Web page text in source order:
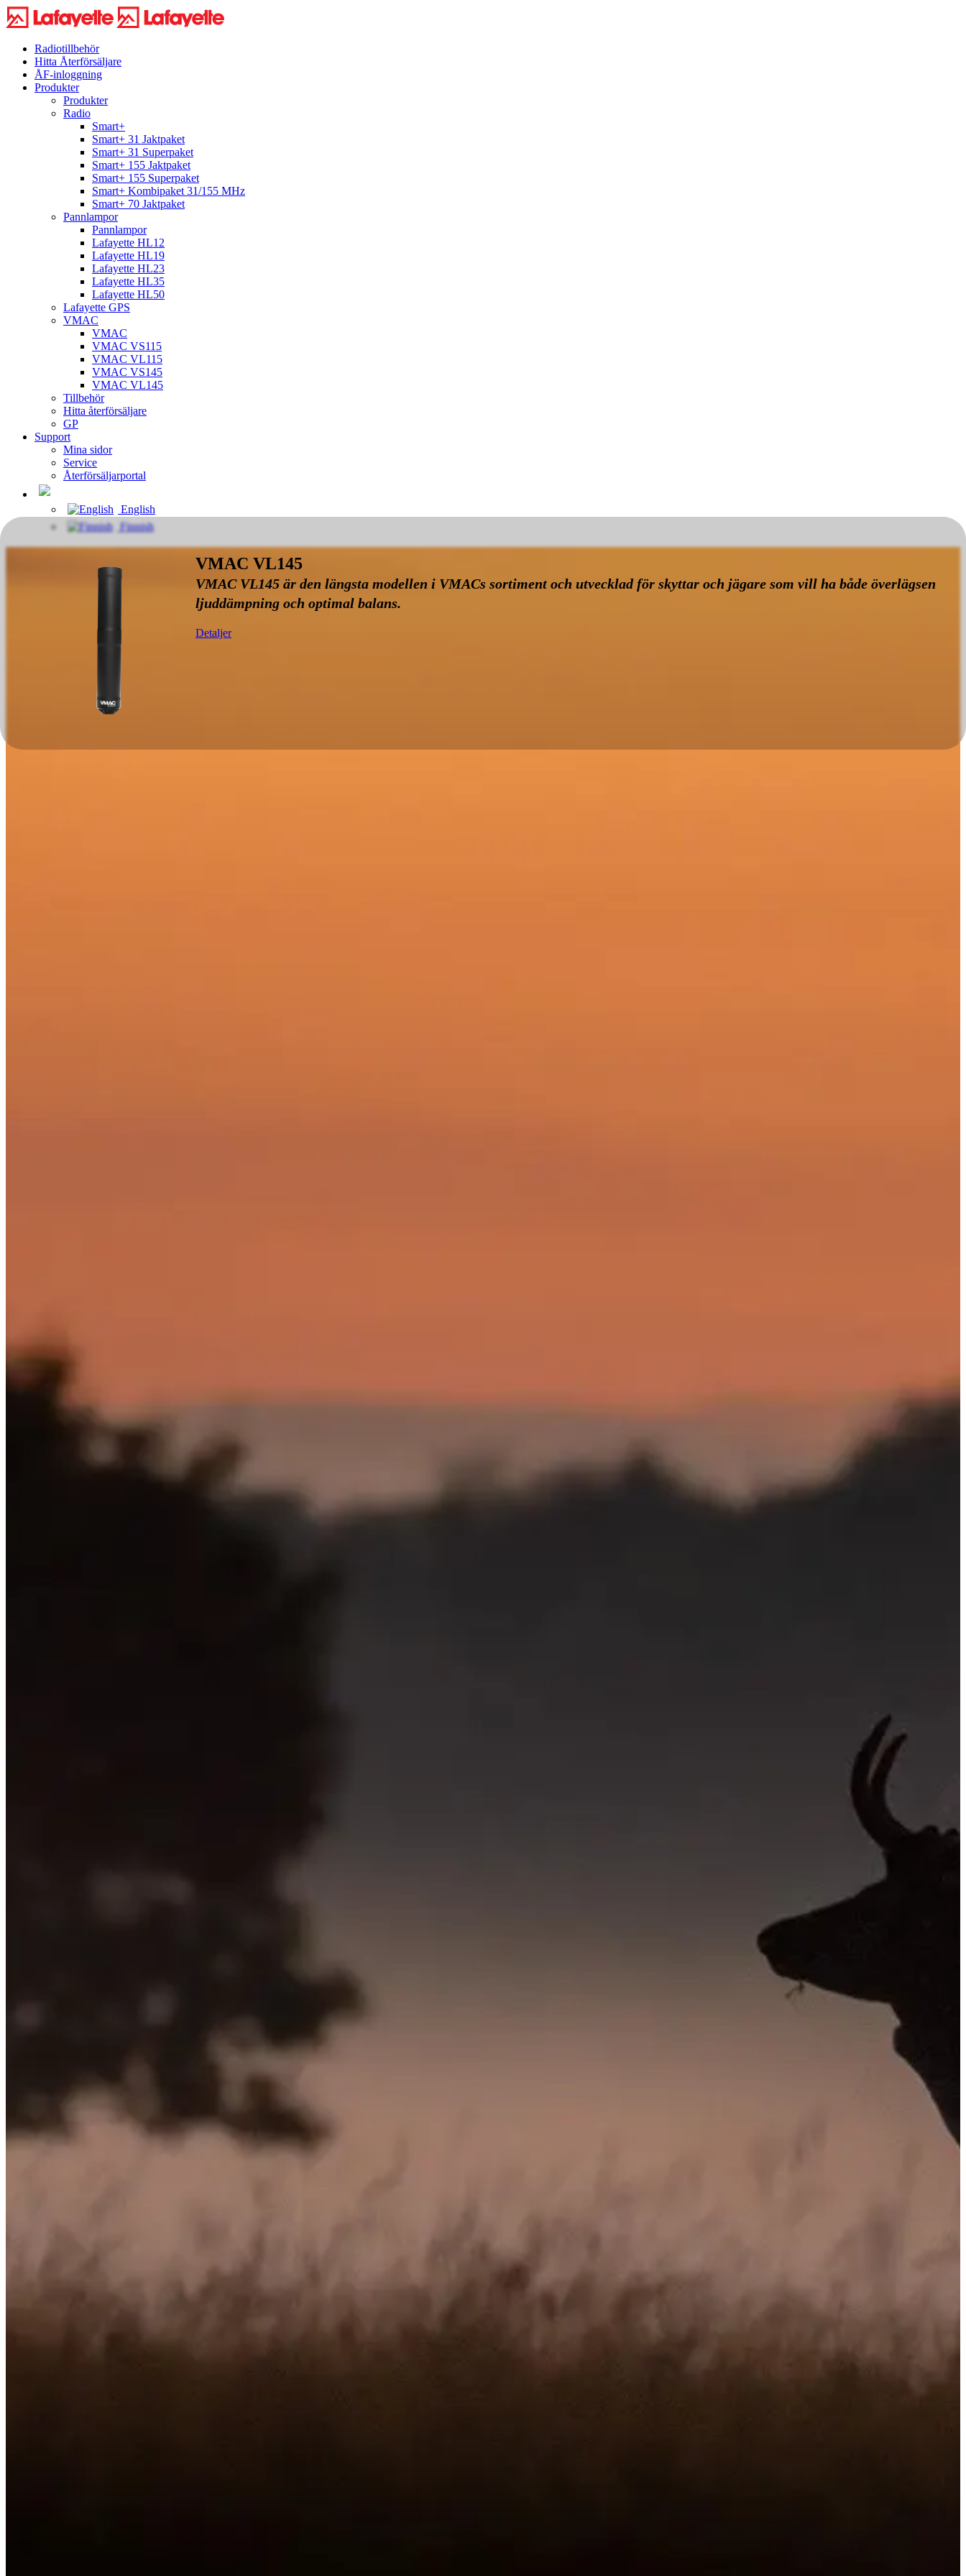
Radiotillbehör
Hitta Återförsäljare
ÅF-inloggning
Produkter
Produkter
Radio
Smart+
Smart+ 31 Jaktpaket
Smart+ 31 Superpaket
Smart+ 155 Jaktpaket
Smart+ 155 Superpaket
Smart+ Kombipaket 31/155 MHz
Smart+ 70 Jaktpaket
Pannlampor
Pannlampor
Lafayette HL12
Lafayette HL19
Lafayette HL23
Lafayette HL35
Lafayette HL50
Lafayette GPS
VMAC
VMAC
VMAC VS115
VMAC VL115
VMAC VS145
VMAC VL145
Tillbehör
Hitta återförsäljare
GP
Support
Mina sidor
Service
Återförsäljarportal
English
Finnish
VMAC VL145
VMAC VL145 är den längsta modellen i VMACs sortiment och utvecklad för skyttar och jägare som vill ha både överlägsen
ljuddämpning och optimal balans.
Detaljer